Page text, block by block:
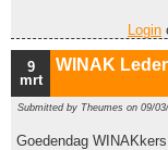
Login
9
mrt
WINAK
Submitted by Theumes on 09/
Goedendag WINAKkers